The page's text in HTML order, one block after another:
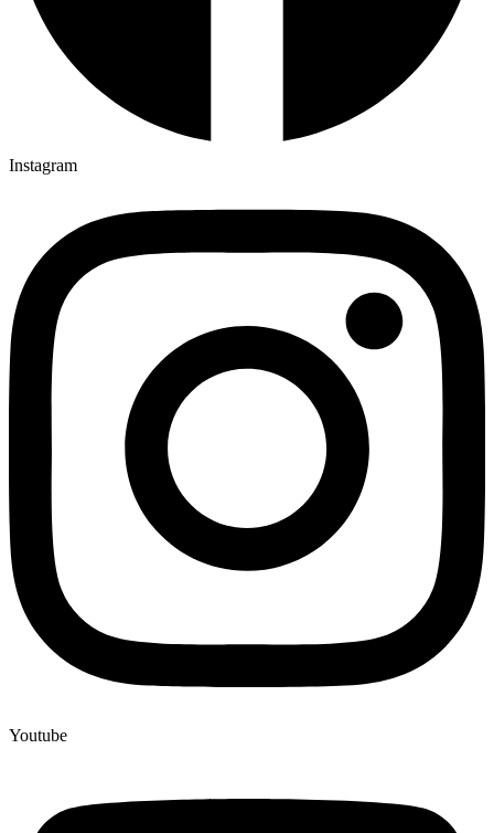
Instagram
Youtube